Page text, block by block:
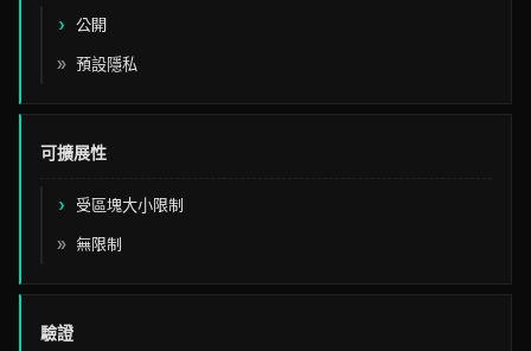
公開
預設隱私
可擴展性
受區塊大小限制
無限制
驗證